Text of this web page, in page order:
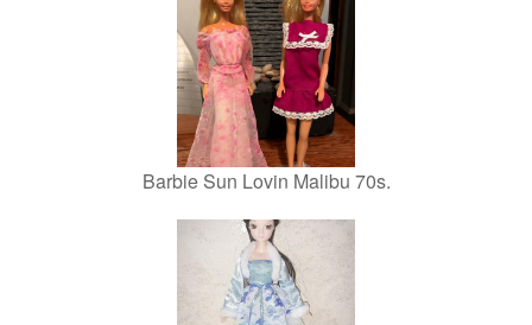
Barbie Sun Lovin Malibu 70s.